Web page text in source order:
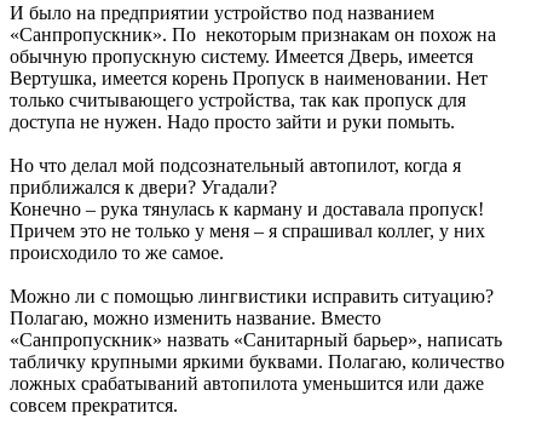
И было на предприятии устройство под названием
«Санпропускник». По некоторым признакам он похож на
обычную пропускную систему. Имеется Дверь, имеется
Вертушка, имеется корень Пропуск в наименовании. Нет
только считывающего устройства, так как пропуск для
доступа не нужен. Надо просто зайти и руки помыть.
Но что делал мой подсознательный автопилот, когда я
приближался к двери? Угадали?
Конечно – рука тянулась к карману и доставала пропуск!
Причем это не только у меня – я спрашивал коллег, у них
происходило то же самое.
Можно ли с помощью лингвистики исправить ситуацию?
Полагаю, можно изменить название. Вместо
«Санпропускник» назвать «Санитарный барьер», написать
табличку крупными яркими буквами. Полагаю, количество
ложных срабатываний автопилота уменьшится или даже
совсем прекратится.